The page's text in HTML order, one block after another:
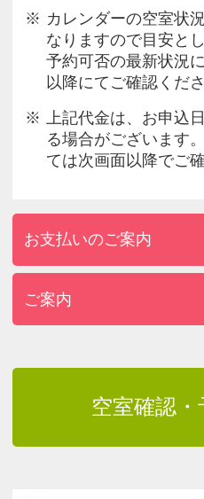
カレンダーの空室状
なりますので目安と
予約可否の最新状況
以降にてご確認くださ
上記代金は、お申込
る場合がございます
ては次画面以降でご
お支払いのご案内
ご案内
空室確認